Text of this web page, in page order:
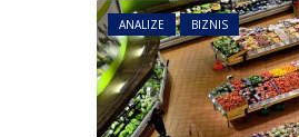
ANALIZE BIZNIS